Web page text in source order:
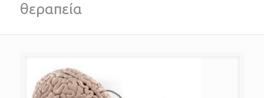
θεραπεία